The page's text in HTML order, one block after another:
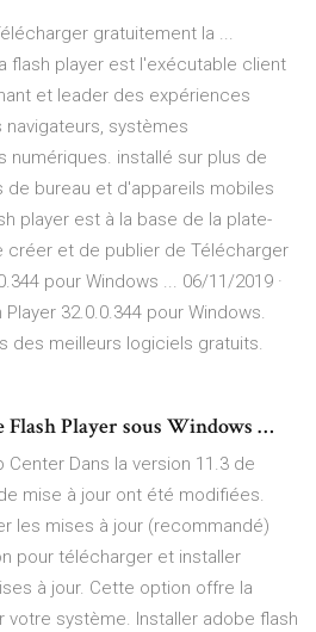
gratuitement la ...
flash player est l'exécutable client
et leader des expériences
systèmes
numériques. installé sur plus de
de bureau et d'appareils mobiles
player est à la base de la plate-
et de publier de Télécharger
pour Windows ... 06/11/2019 ·
32.0.0.344 pour Windows.
des meilleurs logiciels gratuits.
Flash Player sous Windows …
Center Dans la version 11.3 de
mise à jour ont été modifiées.
les mises à jour (recommandé)
pour télécharger et installer
à jour. Cette option offre la
système. Installer adobe flash